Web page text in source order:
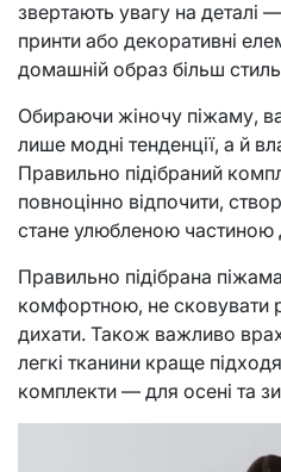
звертають увагу на деталі
принти або декоративні
домашній образ більш
Обираючи жіночу піжаму,
лише модні тенденції, а й
Правильно підібраний
повноцінно відпочити,
стане улюбленою
Правильно підібрана
комфортною, не сковувати
дихати. Також важливо
легкі тканини краще
комплекти — для осені та